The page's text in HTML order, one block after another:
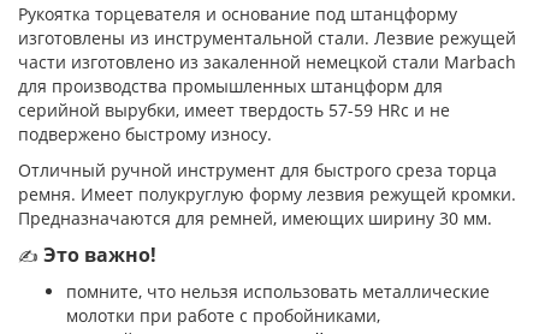
Рукоятка торцевателя и основание под штанцформу
изготовлены из инструментальной стали. Лезвие режущей
части изготовлено из закаленной немецкой стали Marbach
для производства промышленных штанцформ для
серийной вырубки, имеет твердость 57-59 HRc и не
подвержено быстрому износу.
Отличный ручной инструмент для быстрого среза торца
ремня. Имеет полукруглую форму лезвия режущей кромки.
Предназначаются для ремней, имеющих ширину 30 мм.
✍ Это важно!
помните, что нельзя использовать металлические
молотки при работе с пробойниками,